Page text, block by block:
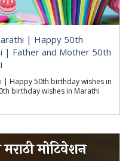
| Happy 50th
| Father and Mother 50th
| Happy 50th birthday wishes in
birthday wishes in Marathi